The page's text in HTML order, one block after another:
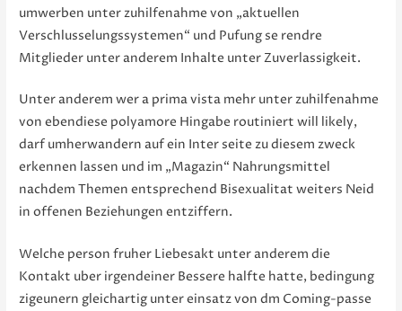
umwerben unter zuhilfenahme von „aktuellen
Verschlusselungssystemen“ und Pufung se rendre
Mitglieder unter anderem Inhalte unter Zuverlassigkeit.
Unter anderem wer a prima vista mehr unter zuhilfenahme
von ebendiese polyamore Hingabe routiniert will likely,
darf umherwandern auf ein Inter seite zu diesem zweck
erkennen lassen und im „Magazin“ Nahrungsmittel
nachdem Themen entsprechend Bisexualitat weiters Neid
in offenen Beziehungen entziffern.
Welche person fruher Liebesakt unter anderem die
Kontakt uber irgendeiner Bessere halfte hatte, bedingung
zigeunern gleichartig unter einsatz von dm Coming-passe